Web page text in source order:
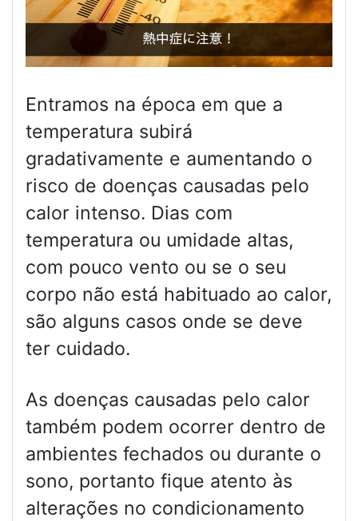
Entramos na época em que a
temperatura subirá
gradativamente e aumentando o
risco de doenças causadas pelo
calor intenso. Dias com
temperatura ou umidade altas,
com pouco vento ou se o seu
corpo não está habituado ao calor,
são alguns casos onde se deve
ter cuidado.
As doenças causadas pelo calor
também podem ocorrer dentro de
ambientes fechados ou durante o
sono, portanto fique atento às
alterações no condicionamento